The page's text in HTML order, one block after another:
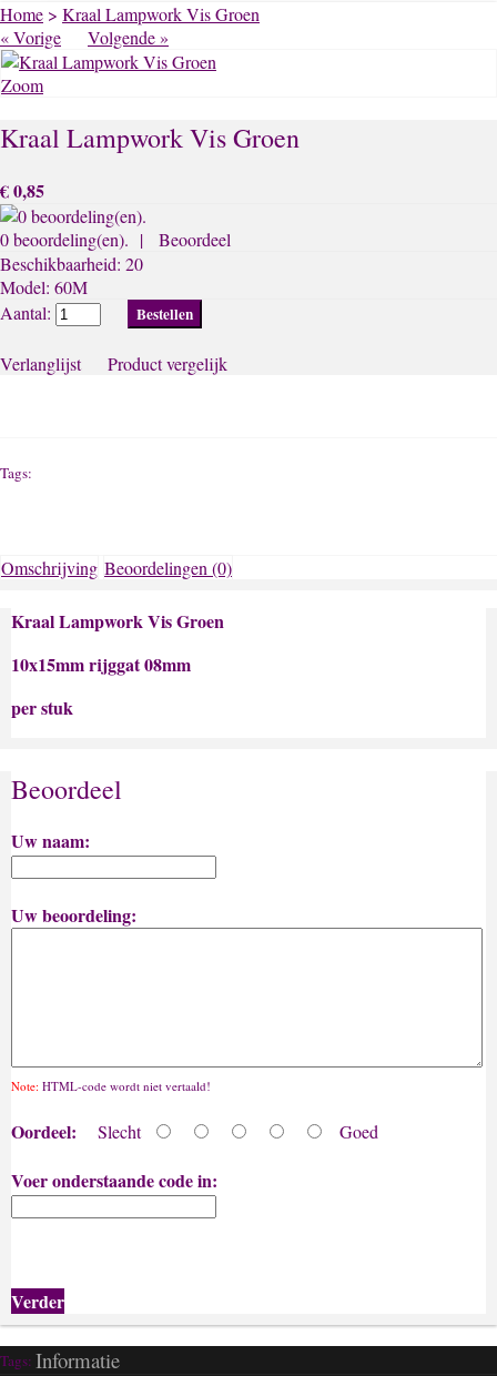
Home > Kraal Lampwork Vis Groen
« Vorige
Volgende »
Zoom
Kraal Lampwork Vis Groen
€ 0,85
0 beoordeling(en). | Beoordeel
Beschikbaarheid: 20
Model: 60M
Aantal:
Verlanglijst Product vergelijk
Tags:
Omschrijving Beoordelingen (0)
Kraal Lampwork Vis Groen
10x15mm rijggat 08mm
per stuk
Beoordeel
Uw naam:
Uw beoordeling:
Note: HTML-code wordt niet vertaald!
Oordeel: Slecht Goed
Voer onderstaande code in:
Verder
Tags: Informatie